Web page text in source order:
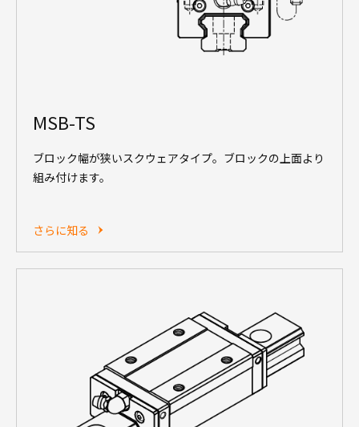
MSB-TS
ブロック幅が狭いスクウェアタイプ。ブロックの上面より
組み付けます。
さらに知る